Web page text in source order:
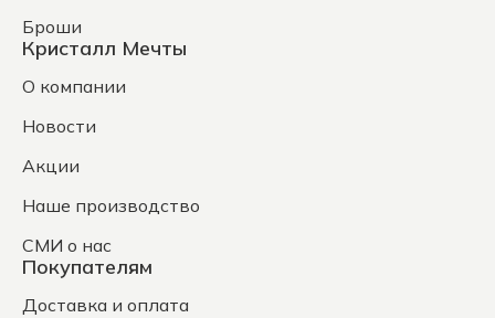
Броши
Кристалл Мечты
О компании
Новости
Акции
Наше производство
СМИ о нас
Покупателям
Доставка и оплата